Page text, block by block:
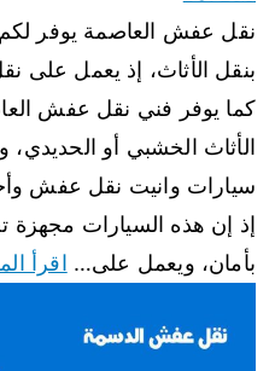
نقل عفش العاصمة يوفر
بنقل الأثاث، إذ يعمل على
كما يوفر فني نقل عفش
الأثاث الخشبي أو الحديدي،
سيارات وانيت نقل عفش
إذ إن هذه السيارات مجهزة
بأمان، ويعمل على… اقرأ